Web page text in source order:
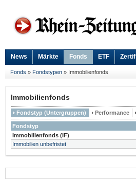
News Märkte Fonds ETF
Fonds » Fondstypen » Immobilienfonds
Immobilienfonds
Fondstyp (Untergruppen) Performance
Fondstyp
Immobilienfonds (IF)
Immobilien unbefristet